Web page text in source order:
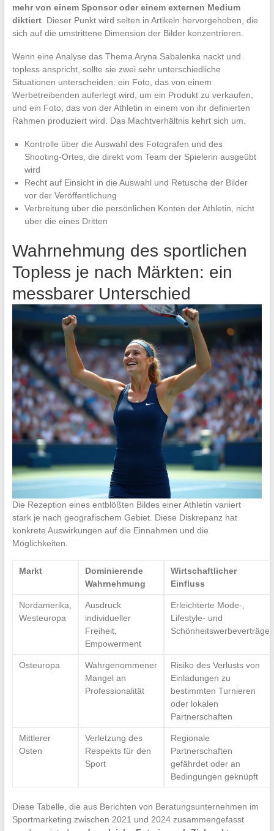
mehr von einem Sponsor oder einem externen Medium
diktiert. Dieser Punkt wird selten in Artikeln hervorgehoben, die
sich auf die umstrittene Dimension der Bilder konzentrieren.
Wenn eine Analyse das Thema Aryna Sabalenka nackt und
topless anspricht, sollte sie zwei sehr unterschiedliche
Situationen unterscheiden: ein Foto, das von einem
Werbetreibenden auferlegt wird, um ein Produkt zu verkaufen,
und ein Foto, das von der Athletin in einem von ihr definierten
Rahmen produziert wird. Das Machtverhältnis kehrt sich um.
Kontrolle über die Auswahl des Fotografen und des
Shooting-Ortes, die direkt vom Team der Spielerin ausgeübt
wird
Recht auf Einsicht in die Auswahl und Retusche der Bilder
vor der Veröffentlichung
Verbreitung über die persönlichen Konten der Athletin, nicht
über die eines Dritten
Wahrnehmung des sportlichen
Topless je nach Märkten: ein
messbarer Unterschied
Die Rezeption eines entblößten Bildes einer Athletin variiert
stark je nach geografischem Gebiet. Diese Diskrepanz hat
konkrete Auswirkungen auf die Einnahmen und die
Möglichkeiten.
Markt
Dominierende
Wahrnehmung
Wirtschaftlicher
Einfluss
Nordamerika,
Westeuropa
Ausdruck
individueller
Freiheit,
Empowerment
Erleichterte Mode-,
Lifestyle- und
Schönheitswerbeverträge
Osteuropa
Wahrgenommener
Mangel an
Professionalität
Risiko des Verlusts von
Einladungen zu
bestimmten Turnieren
oder lokalen
Partnerschaften
Mittlerer
Osten
Verletzung des
Respekts für den
Sport
Regionale
Partnerschaften
gefährdet oder an
Bedingungen geknüpft
Diese Tabelle, die aus Berichten von Beratungsunternehmen im
Sportmarketing zwischen 2021 und 2024 zusammengefasst